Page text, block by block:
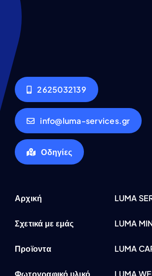
2625032139
info@luma-services.gr
Οδηγίες
Αρχική
Σχετικά με εμάς
Προϊοντα
Φωτογραφικό υλικό
LUMA
LUMA
LUMA
LUMA